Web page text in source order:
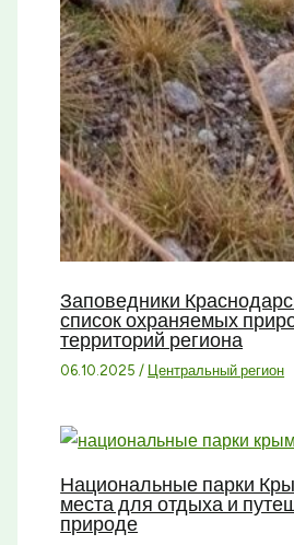
Заповедники
список охраняемых
территорий региона
06.10.2025 / Центральный регион
Национальные парки
места для отдыха и
природе